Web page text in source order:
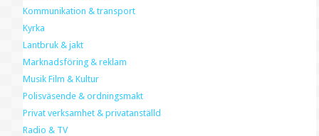
Kommunikation & transport
Kyrka
Lantbruk & jakt
Marknadsföring & reklam
Musik Film & Kultur
Polisväsende & ordningsmakt
Privat verksamhet & privatanställd
Radio & TV